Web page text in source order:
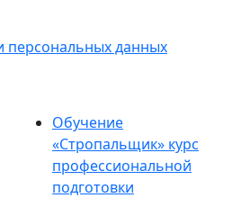
персональных данных
Обучение
«Стропальщик» курс
профессиональной
подготовки